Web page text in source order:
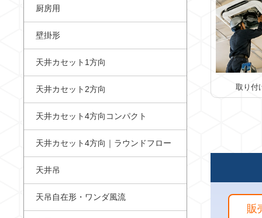
取り付
販
厨房用
壁掛形
天井カセット1方向
天井カセット2方向
天井カセット4方向コンパクト
天井カセット4方向｜ラウンドフロー
天井吊
天吊自在形・ワンダ風流